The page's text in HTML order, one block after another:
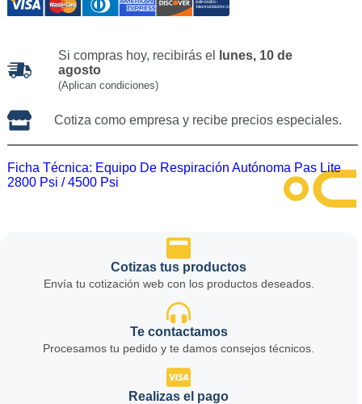
Si compras hoy, recibirás el
lunes, 10 de
agosto
(Aplican condiciones)
Cotiza como empresa y recibe precios especiales.
Ficha Técnica: Equipo De Respiración Autónoma Pas Lite
2800 Psi / 4500 Psi
Cotizas tus productos
Envía tu cotización web con los productos deseados.
Te contactamos
Procesamos tu pedido y te damos consejos técnicos.
Realizas el pago